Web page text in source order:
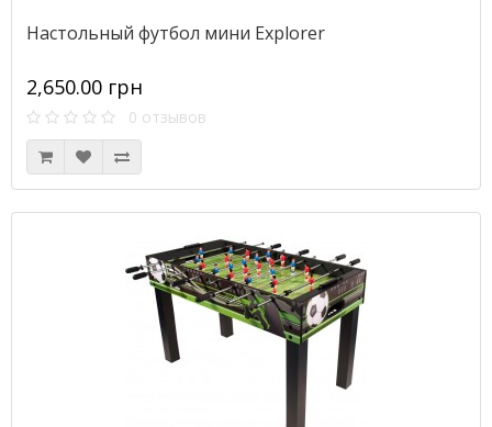
Настольный футбол мини Explorer
2,650.00 грн
0 отзывов